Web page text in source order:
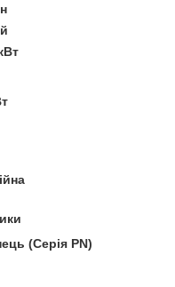
(Серія PN)